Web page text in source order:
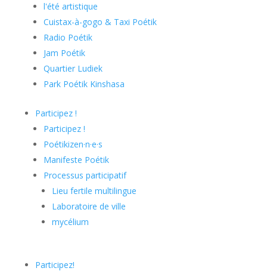
l'été artistique
Cuistax-à-gogo & Taxi Poétik
Radio Poétik
Jam Poétik
Quartier Ludiek
Park Poétik Kinshasa
Participez !
Participez !
Poétikizen·n·e·s
Manifeste Poétik
Processus participatif
Lieu fertile multilingue
Laboratoire de ville
mycélium
Participez!